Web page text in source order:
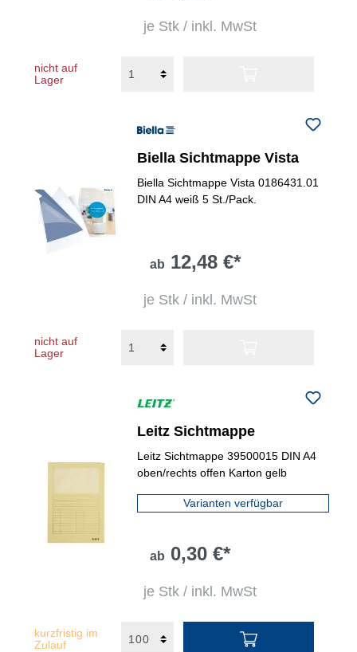
je Stk / inkl. MwSt
nicht auf
Lager
Biella Sichtmappe Vista
Biella Sichtmappe Vista 0186431.01
DIN A4 weiß 5 St./Pack.
ab 12,48 €*
je Stk / inkl. MwSt
nicht auf
Lager
Leitz Sichtmappe
Leitz Sichtmappe 39500015 DIN A4
oben/rechts offen Karton gelb
Varianten verfügbar
ab 0,30 €*
je Stk / inkl. MwSt
kurzfristig im
Zulauf